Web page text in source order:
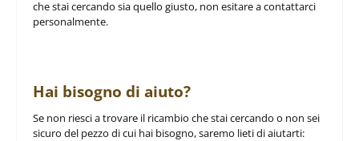
che stai cercando sia quello giusto, non esitare a contattarci
personalmente.
Hai bisogno di aiuto?
Se non riesci a trovare il ricambio che stai cercando o non sei
sicuro del pezzo di cui hai bisogno, saremo lieti di aiutarti: